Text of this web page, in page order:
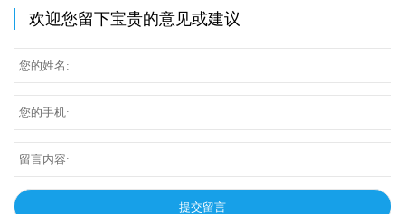
欢迎您留下宝贵的意见或建议